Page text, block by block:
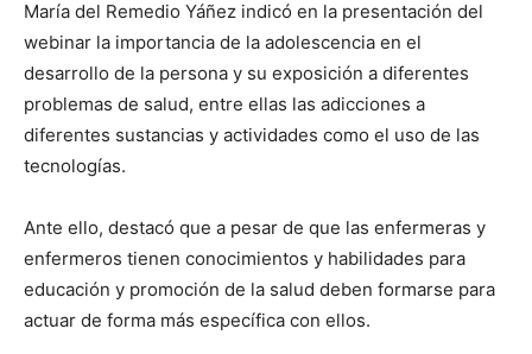
María del Remedio Yáñez indicó en la presentación del
webinar la importancia de la adolescencia en el
desarrollo de la persona y su exposición a diferentes
problemas de salud, entre ellas las adicciones a
diferentes sustancias y actividades como el uso de las
tecnologías.
Ante ello, destacó que a pesar de que las enfermeras y
enfermeros tienen conocimientos y habilidades para
educación y promoción de la salud deben formarse para
actuar de forma más específica con ellos.